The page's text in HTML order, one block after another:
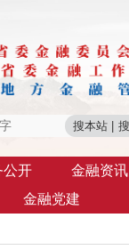
公开 金融资讯
金融党建